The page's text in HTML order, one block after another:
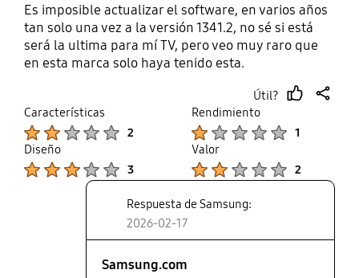
Es imposible actualizar el software, en varios años
tan solo una vez a la versión 1341.2, no sé si está
será la ultima para mí TV, pero veo muy raro que
en esta marca solo haya tenido esta.
Útil?
up
Características
2
Rendimiento
1
Diseño
3
Valor
2
Respuesta de Samsung:
2026-02-17
Samsung.com